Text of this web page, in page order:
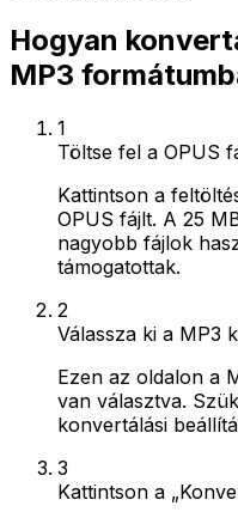
Hogyan
MP3
1
Töltse fel a OPUS
Kattintson a
OPUS fájlt. A 25
nagyobb fájlok
támogatottak.
2
Válassza ki a MP3
Ezen az oldalon a
van választva.
konvertálási
3
Kattintson a